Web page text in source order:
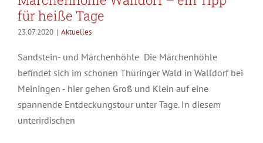
für heiße Tage
23.07.2020 | Aktuelles
Sandstein- und Märchenhöhle Die Märchenhöhle
befindet sich im schönen Thüringer Wald in Walldorf bei
Meiningen - hier gehen Groß und Klein auf eine
spannende Entdeckungstour unter Tage. In diesem
unterirdischen